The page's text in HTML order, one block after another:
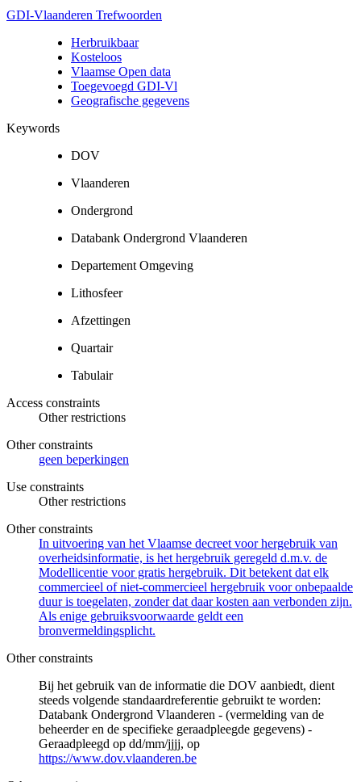
GDI-Vlaanderen Trefwoorden
Herbruikbaar
Kosteloos
Vlaamse Open data
Toegevoegd GDI-Vl
Geografische gegevens
Keywords
DOV
Vlaanderen
Ondergrond
Databank Ondergrond Vlaanderen
Departement Omgeving
Lithosfeer
Afzettingen
Quartair
Tabulair
Access constraints
Other restrictions
Other constraints
geen beperkingen
Use constraints
Other restrictions
Other constraints
In uitvoering van het Vlaamse decreet voor hergebruik van
overheidsinformatie, is het hergebruik geregeld d.m.v. de
Modellicentie voor gratis hergebruik. Dit betekent dat elk
commercieel of niet-commercieel hergebruik voor onbepaalde
duur is toegelaten, zonder dat daar kosten aan verbonden zijn.
Als enige gebruiksvoorwaarde geldt een
bronvermeldingsplicht.
Other constraints
Bij het gebruik van de informatie die DOV aanbiedt, dient
steeds volgende standaardreferentie gebruikt te worden:
Databank Ondergrond Vlaanderen - (vermelding van de
beheerder en de specifieke geraadpleegde gegevens) -
Geraadpleegd op dd/mm/jjjj, op
https://www.dov.vlaanderen.be